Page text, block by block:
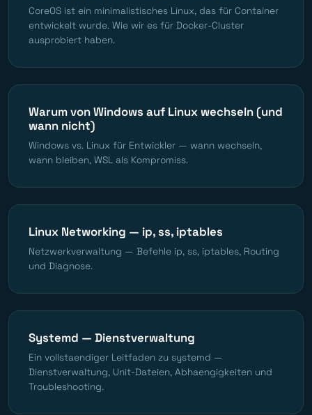
CoreOS ist ein minimalistisches Linux, das für Container
entwickelt wurde. Wie wir es für Docker-Cluster
ausprobiert haben.
Warum von Windows auf Linux wechseln (und
wann nicht)
Windows vs. Linux für Entwickler — wann wechseln,
wann bleiben, WSL als Kompromiss.
Linux Networking — ip, ss, iptables
Netzwerkverwaltung — Befehle ip, ss, iptables, Routing
und Diagnose.
Systemd — Dienstverwaltung
Ein vollstaendiger Leitfaden zu systemd —
Dienstverwaltung, Unit-Dateien, Abhaengigkeiten und
Troubleshooting.